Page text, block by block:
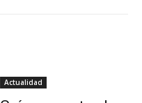
Actualidad